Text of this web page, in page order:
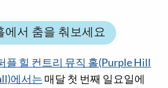
에서 춤을 춰보세요
플 힐 컨트리 뮤직 홀(Purple Hill
에서는 매달 첫 번째 일요일에